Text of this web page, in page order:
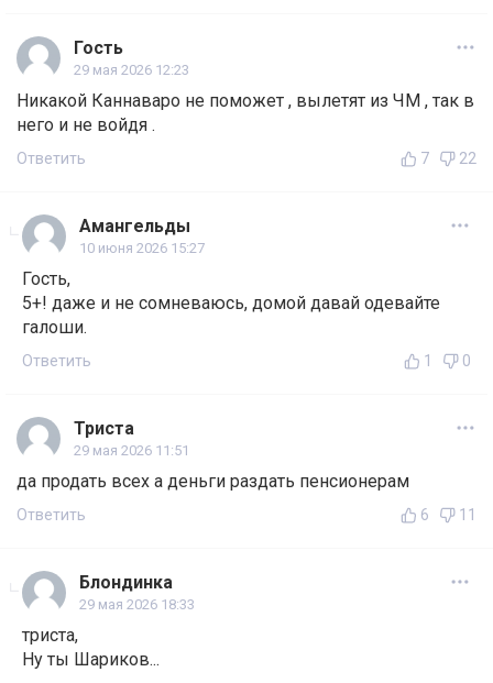
Гость
29 мая 2026 12:23
Никакой Каннаваро не поможет , вылетят из ЧМ , так в
него и не войдя .
Ответить 7 22
Амангельды
10 июня 2026 15:27
Гость,
5+! даже и не сомневаюсь, домой давай одевайте
галоши.
Ответить 1 0
Триста
29 мая 2026 11:51
да продать всех а деньги раздать пенсионерам
Ответить 6 11
Блондинка
29 мая 2026 18:33
триста,
Ну ты Шариков...